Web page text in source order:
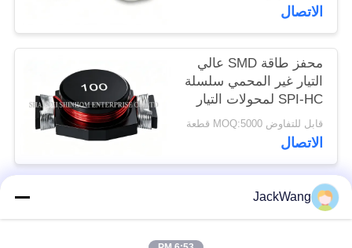
PRIVACY
POLICY
الاتصال
محفز طاقة SMD عالي
التيار غير المحمي سلسلة
SPI-HC لمحولات التيار
المستمر إلى التيار
المستمر منخفضة الجهد
قابل للتفاوض MOQ:5000 قطعة
الاتصال
فئات شعبية
JackWang